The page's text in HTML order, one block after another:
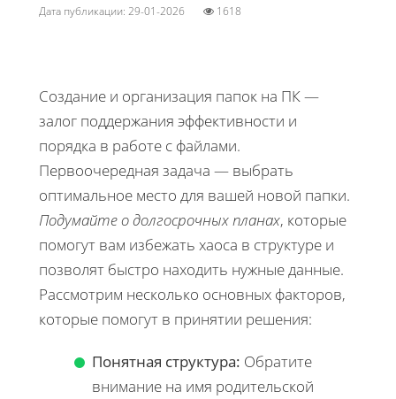
Дата публикации: 29-01-2026 1618
Создание и организация папок на ПК —
залог поддержания эффективности и
порядка в работе с файлами.
Первоочередная задача — выбрать
оптимальное место для вашей новой папки.
Подумайте о долгосрочных планах, которые
помогут вам избежать хаоса в структуре и
позволят быстро находить нужные данные.
Рассмотрим несколько основных факторов,
которые помогут в принятии решения:
Понятная структура: Обратите
внимание на имя родительской